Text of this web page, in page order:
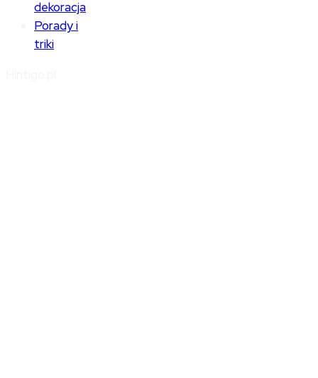
dekoracja
Porady i
triki